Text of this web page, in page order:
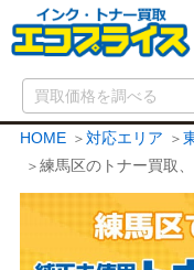
HOME 対応エリア
練馬区のトナー買取